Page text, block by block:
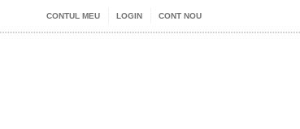
CONTUL MEU LOGIN CONT NOU